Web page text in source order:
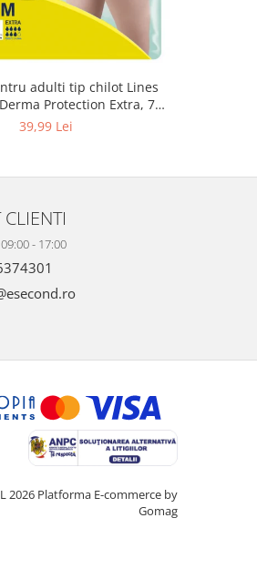
adulti tip chilot Lines
Protection Extra, 7
marimea M, 14 bucati
39,99 Lei
- 17:00
2026 Platforma E-commerce by
Gomag